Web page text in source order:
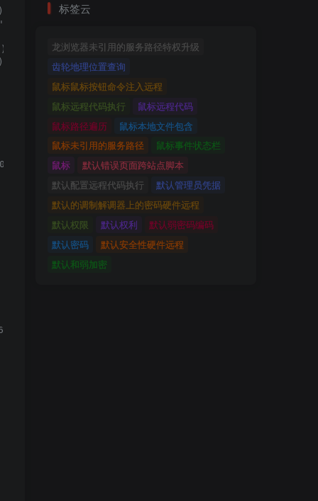
标签云
龙浏览器未引用的服务路径特权升级
齿轮地理位置查询
鼠标鼠标按钮命令注入远程
鼠标远程代码执行
鼠标远程代码
鼠标路径遍历
鼠标本地文件包含
鼠标未引用的服务路径
鼠标事件状态栏
鼠标
默认错误页面跨站点脚本
默认配置远程代码执行
默认管理员凭据
默认的调制解调器上的密码硬件远程
默认权限
默认权利
默认弱密码编码
默认密码
默认安全性硬件远程
默认和弱加密